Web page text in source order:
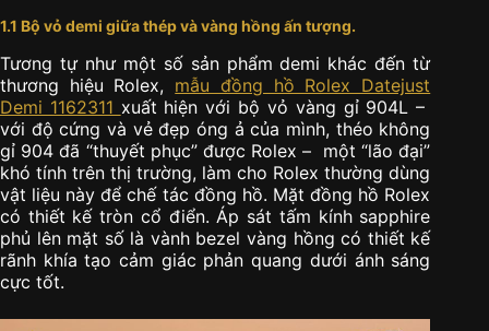
1.1 Bộ vỏ demi giữa thép và vàng hồng ấn tượng.
Tương tự như một số sản phẩm demi khác đến từ
thương hiệu Rolex, mẫu đồng hồ Rolex Datejust
Demi 1162311 xuất hiện với bộ vỏ vàng gỉ 904L –
với độ cứng và vẻ đẹp óng ả của mình, théo không
gỉ 904 đã “thuyết phục” được Rolex – một “lão đại”
khó tính trên thị trường, làm cho Rolex thường dùng
vật liệu này để chế tác đồng hồ. Mặt đồng hồ Rolex
có thiết kế tròn cổ điển. Áp sát tấm kính sapphire
phủ lên mặt số là vành bezel vàng hồng có thiết kế
rãnh khía tạo cảm giác phản quang dưới ánh sáng
cực tốt.